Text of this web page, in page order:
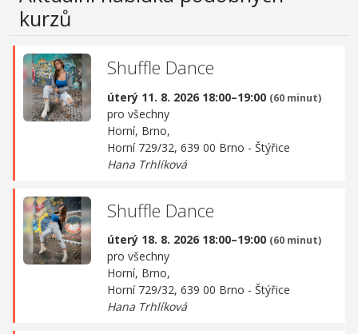
kurzů
Shuffle Dance
úterý 11. 8. 2026 18:00–19:00 (60 minut)
pro všechny
Horní, Brno,
Horní 729/32, 639 00 Brno - Štýřice
Hana Trhlíková
Shuffle Dance
úterý 18. 8. 2026 18:00–19:00 (60 minut)
pro všechny
Horní, Brno,
Horní 729/32, 639 00 Brno - Štýřice
Hana Trhlíková